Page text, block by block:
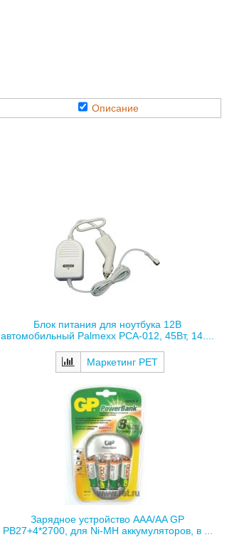
Описание
Блок питания для ноутбука 12В
автомобильный Palmexx PCA-012, 45Вт, 14....
Маркетинг РЕТ
Зарядное устройство AAA/AA GP
PB27+4*2700, для Ni-MH аккумуляторов, в ...